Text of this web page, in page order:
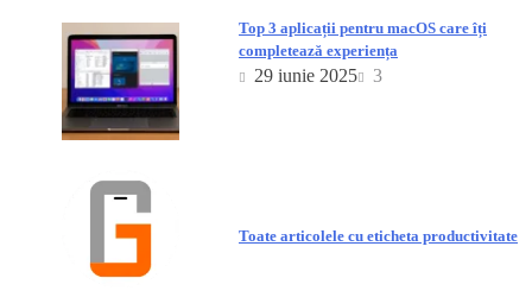
Top 3 aplicații pentru macOS care îți
completează experiența
29 iunie 2025 3
Toate articolele cu eticheta productivitate